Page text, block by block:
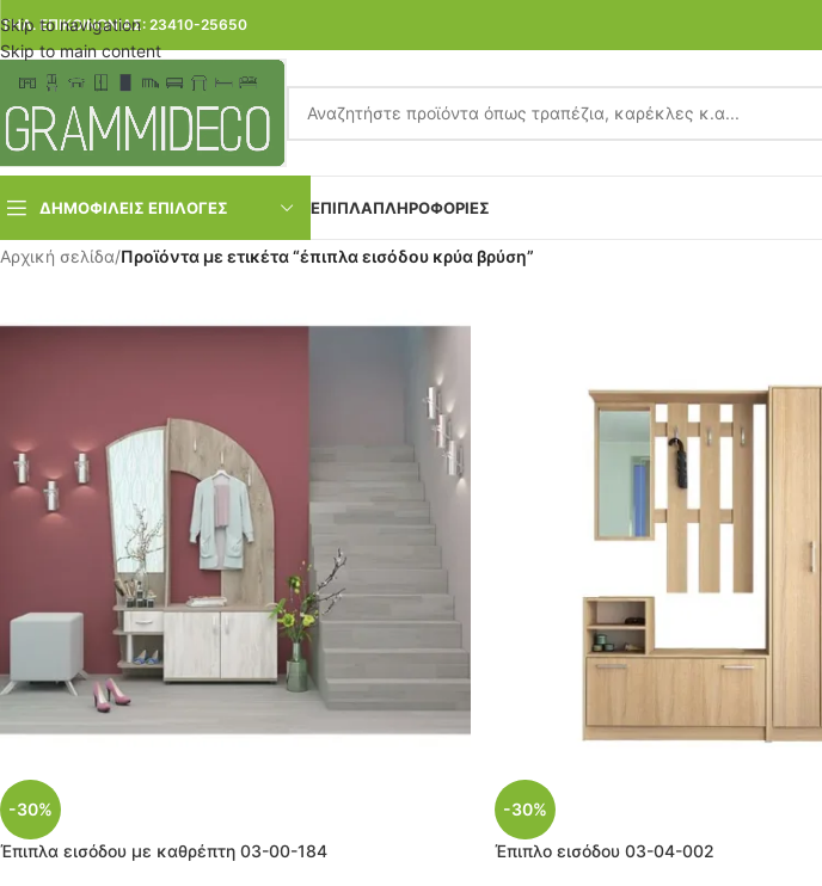
Skip to navigation
Skip to main content
ΤΗΛ. ΕΠΙΚΟΙΝΩΝΙΑΣ: 23410-25650
ΔΗΜΟΦΙΛΕΙΣ ΕΠΙΛΟΓΕΣ ΕΠΙΠΛΑΠΛΗΡΟΦΟΡΙΕΣ
Αρχική σελίδα/Προϊόντα με ετικέτα “έπιπλα εισόδου κρύα βρύση”
-30%
Έπιπλα εισόδου με καθρέπτη 03-00-184
-30%
Έπιπλο εισόδου 03-04-002